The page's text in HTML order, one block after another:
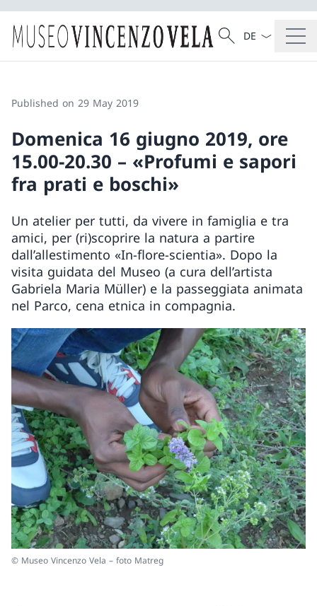
Search
Search
Language
Published on 29 May 2019
Domenica 16 giugno 2019, ore
15.00-20.30 – «Profumi e sapori
fra prati e boschi»
Un atelier per tutti, da vivere in famiglia e tra
amici, per (ri)scoprire la natura a partire
dall’allestimento «In-flore-scientia». Dopo la
visita guidata del Museo (a cura dell’artista
Gabriela Maria Müller) e la passeggiata animata
nel Parco, cena etnica in compagnia.
© Museo Vincenzo Vela – foto Matreg